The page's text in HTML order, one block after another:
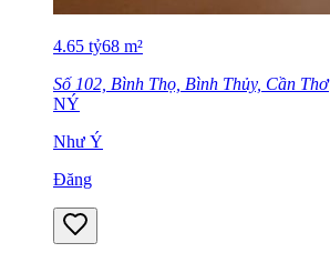
4.65 tỷ68 m²
Số 102, Bình Thọ, Bình Thủy, Cần Thơ
NÝ
Như Ý
Đăng